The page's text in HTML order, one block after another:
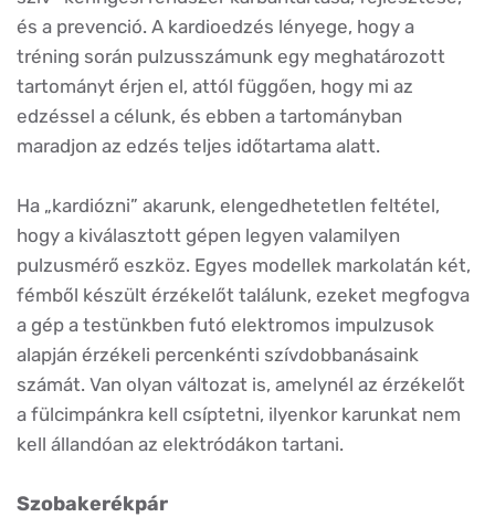
és a prevenció. A kardioedzés lényege, hogy a
tréning során pulzusszámunk egy meghatározott
tartományt érjen el, attól függően, hogy mi az
edzéssel a célunk, és ebben a tartományban
maradjon az edzés teljes időtartama alatt.
Ha „kardiózni” akarunk, elengedhetetlen feltétel,
hogy a kiválasztott gépen legyen valamilyen
pulzusmérő eszköz. Egyes modellek markolatán két,
fémből készült érzékelőt találunk, ezeket megfogva
a gép a testünkben futó elektromos impulzusok
alapján érzékeli percenkénti szívdobbanásaink
számát. Van olyan változat is, amelynél az érzékelőt
a fülcimpánkra kell csíptetni, ilyenkor karunkat nem
kell állandóan az elektródákon tartani.
Szobakerékpár